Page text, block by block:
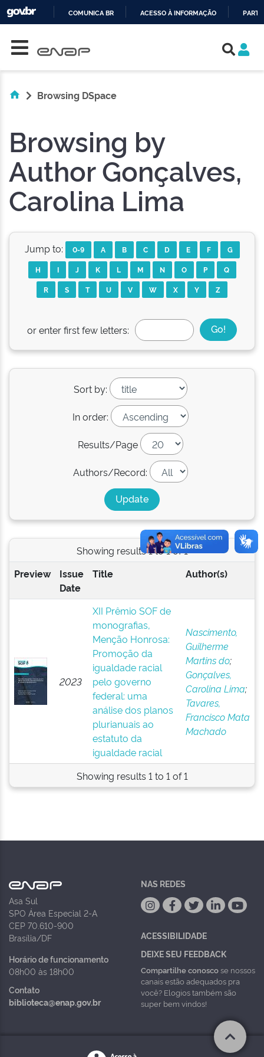
COMUNICA BR ACESSO À INFORMAÇÃO
Browsing DSpace
Browsing by
Author Gonçalves,
Carolina Lima
Jump to: 0-9 A B C D E F
G
H
I J K L M N O P
Q
R
S T U V W X Y Z
or enter first few letters:
Sort by:
In order:
Results/Page
Authors/Record:
Showing results 1 to 1 of 1
Preview
Issue
Date
Title Author(s)
2023
XII Prêmio SOF de
monografias,
Menção Honrosa:
Promoção da
igualdade racial
pelo governo
federal: uma
análise dos planos
plurianuais ao
estatuto da
igualdade racial
Nascimento,
Guilherme
Martins do;
Gonçalves,
Carolina Lima;
Tavares,
Francisco Mata
Machado
Showing results 1 to 1 of 1
Asa Sul
SPO Área Especial 2-A
CEP 70.610-900
Brasília/DF
Horário de funcionamento
08h00 às 18h00
Contato
biblioteca@enap.gov.br
NAS REDES
ACESSIBILIDADE
DEIXE SEU FEEDBACK
Compartilhe conoscose nossos
canais estão adequados pra
você? Elogios também são
super bem vindos!